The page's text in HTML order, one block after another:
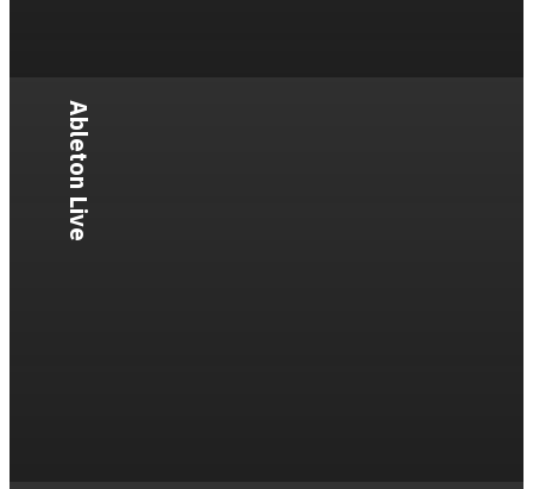
Ableton Live